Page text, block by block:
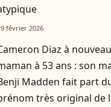
février 2026
Diaz à nouveau
à 53 ans : son
Madden fait part
très original de